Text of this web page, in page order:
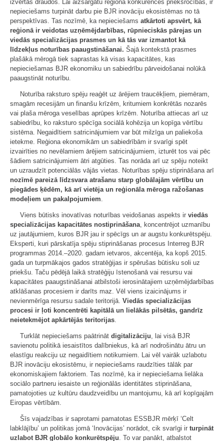
izvērtās draudos. Lai aizsargātu reģiona konkurences priekšrocības, ir
nepieciešams turpināt darbu pie BJR inovāciju ekosistēmas no tā
perspektīvas. Tas nozīmē, ka nepieciešams atkārtoti apsvērt, kā
reģionā ir veidotas uzņēmējdarbības, rūpnieciskās pārejas un
viedās specializācijas prasmes un kā tās var izmantot kā
līdzekļus noturības paaugstināšanai. Šajā kontekstā prasmes
plašākā mērogā tiek saprastas kā visas kapacitātes, kas
nepieciešamas BJR ekonomiku un sabiedrību pārveidošanai nolūkā
paaugstināt noturību.
Noturība raksturo spēju reaģēt uz ārējiem traucēkļiem, piemēram,
smagām recesijām un finanšu krīzēm, kritumiem konkrētās nozarēs
vai plaša mēroga veselības aprūpes krīzēm. Noturība attiecas arī uz
sabiedrību, ko raksturo spēcīga sociālā kohēzija un kopīga vērtību
sistēma. Negaidītiem satricinājumiem var būt milzīga un paliekoša
ietekme. Reģiona ekonomikām un sabiedrībām ir svarīgi spēt
izvairīties no nevēlamiem ārējiem satricinājumiem, izturēt tos vai pēc
šādiem satricinājumiem ātri atgūties. Tas norāda arī uz spēju noteikt
un uzraudzīt potenciālās vājās vietas. Noturības spēju stiprināšana arī
nozīmē pareizā līdzsvara atrašanu starp globālajām vērtību un
piegādes ķēdēm, kā arī vietēja un reģionāla mēroga ražošanas
modeļiem un pakalpojumiem.
Viens būtisks inovatīvas noturības veidošanas aspekts ir viedās
specializācijas kapacitātes nostiprināšana, koncentrējot uzmanību
uz jautājumiem, kuros BJR jau ir spēcīgs un ar augstu konkurētspēju.
Eksperti, kuri pārskatīja spēju stiprināšanas procesus Interreg BJR
programmas 2014.–2020. gadam ietvaros, akcentēja, ka kopš 2015.
gada un turpmākajos gados stratēģijas ir spērušas būtisku soli uz
priekšu. Taču pēdējā laikā stratēģiju īstenošanā vai resursu vai
kapacitātes paaugstināšanai atbilstoši ierosinātajiem uzņēmējdarbības
atklāšanas procesiem ir darīts maz. Vēl viens izaicinājums ir
nevienmērīga resursu sadale teritorijā. Viedās specializācijas
procesi ir ļoti koncentrēti kapitālā un lielākās pilsētās, gandrīz
neietekmējot apkārtējās teritorijas.
Turklāt nepieciešams paātrināt digitalizāciju, lai visā BJR
savienotu politikā iesaistītos dalībniekus, kā arī nodrošinātu ātru un
elastīgu reakciju uz negaidītiem notikumiem. Lai vēl vairāk uzlabotu
BJR inovāciju ekosistēmu, ir nepieciešams raudzīties tālāk par
ekonomiskajiem faktoriem. Tas nozīmē, ka ir nepieciešama lielāka
sociālo partneru iesaiste un reģionālās identitātes stiprināšana,
pamatojoties uz kultūru daudzveidību un mantojumu, kā arī kopīgajām
Eiropas vērtībām.
Šīs vajadzības ir saprotami pamatotas ESSBJR mērķī ‘Celt
labklājību’ un politikas jomā ‘Inovācijas’ norādot, cik svarīgi ir turpināt
uzlabot BJR globālo konkurētspēju. To var panākt, atbalstot